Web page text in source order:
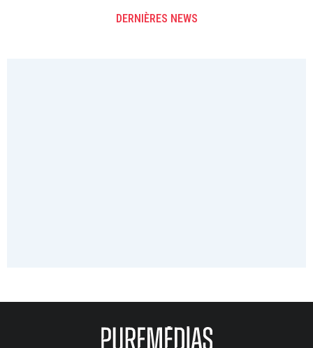
DERNIÈRES NEWS